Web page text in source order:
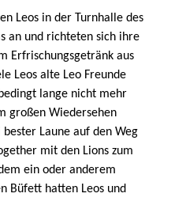
Leos in der Turnhalle des
an und richteten sich ihre
Erfrischungsgetränk aus
Leos alte Leo Freunde
lange nicht mehr
großen Wiedersehen
Laune auf den Weg
mit den Lions zum
ein oder anderem
Büfett hatten Leos und